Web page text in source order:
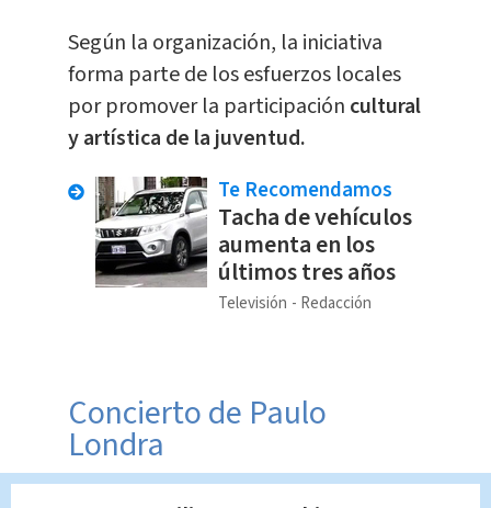
Según la organización, la iniciativa
forma parte de los esfuerzos locales
por promover la participación cultural
y artística de la juventud.
Te Recomendamos
Tacha de vehículos
aumenta en los
últimos tres años
Televisión Redacción
Concierto de Paulo
Londra